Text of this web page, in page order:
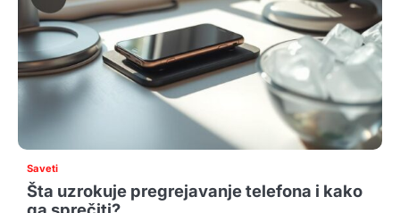
Saveti
Šta uzrokuje pregrejavanje telefona i kako